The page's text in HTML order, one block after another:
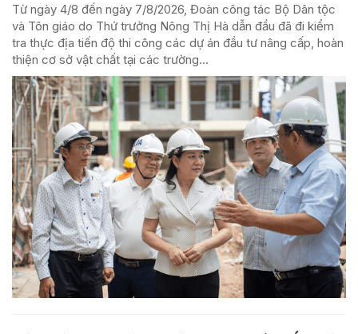
Từ ngày 4/8 đến ngày 7/8/2026, Đoàn công tác Bộ Dân tộc
và Tôn giáo do Thứ trưởng Nông Thị Hà dẫn đầu đã đi kiểm
tra thực địa tiến độ thi công các dự án đầu tư nâng cấp, hoàn
thiện cơ sở vật chất tại các trường...